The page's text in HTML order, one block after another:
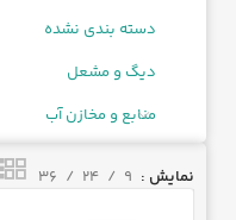
دسته بندی نشده
دیگ و مشعل
منابع و مخازن آب
نمایش 9
24
36